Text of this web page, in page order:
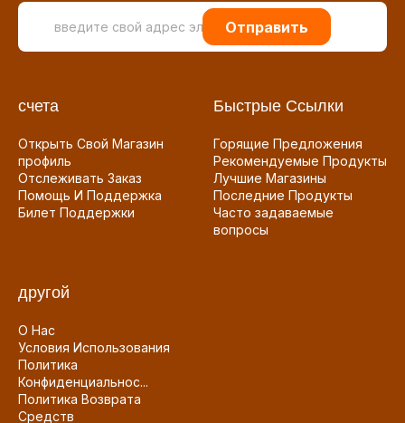
Отправить
счета
Открыть Свой Магазин
профиль
Отслеживать Заказ
Помощь И Поддержка
Билет Поддержки
Быстрые Ссылки
Горящие Предложения
Рекомендуемые Продукты
Лучшие Магазины
Последние Продукты
Часто задаваемые
вопросы
другой
О Нас
Условия Использования
Политика
Конфиденциальнос...
Политика Возврата
Средств